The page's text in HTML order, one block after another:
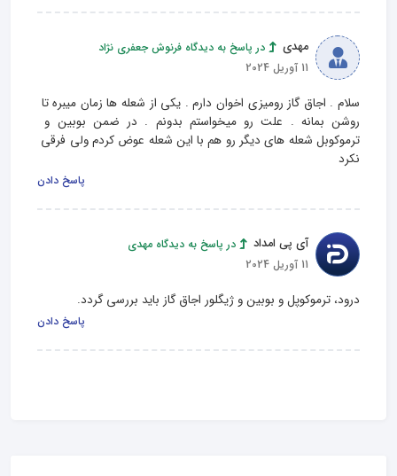
مهدی
در پاسخ به دیدگاه فرنوش جعفری نژاد
11 آوریل 2024
سلام . اجاق گاز رومیزی اخوان دارم . یکی از شعله ها زمان میبره تا
روشن بمانه . علت رو میخواستم بدونم . در ضمن بوبین و
ترموکوبل شعله های دیگر رو هم با این شعله عوض کردم ولی فرقی
نکرد
پاسخ دادن
آی پی امداد
در پاسخ به دیدگاه مهدی
11 آوریل 2024
درود، ترموکوپل و بوبین و ژیگلور اجاق گاز باید بررسی گردد.
پاسخ دادن